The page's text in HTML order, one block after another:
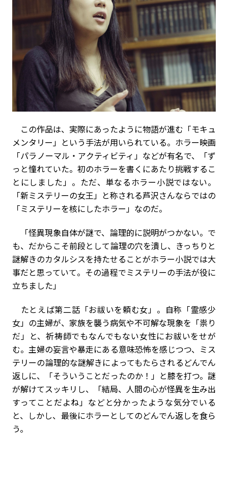
この作品は、実際にあったように物語が進む「モキュ
メンタリー」という手法が用いられている。ホラー映画
「パラノーマル・アクティビティ」などが有名で、「ず
っと憧れていた。初のホラーを書くにあたり挑戦するこ
とにしました」。ただ、単なるホラー小説ではない。
「新ミステリーの女王」と称される芦沢さんならではの
「ミステリーを核にしたホラー」なのだ。
「怪異現象自体が謎で、論理的に説明がつかない。で
も、だからこそ前段として論理の穴を潰し、きっちりと
謎解きのカタルシスを持たせることがホラー小説では大
事だと思っていて。その過程でミステリーの手法が役に
立ちました」
たとえば第二話「お祓いを頼む女」。自称「霊感少
女」の主婦が、家族を襲う病気や不可解な現象を「祟り
だ」と、祈祷師でもなんでもない女性にお祓いをせが
む。主婦の妄言や暴走にある意味恐怖を感じつつ、ミス
テリーの論理的な謎解きによってもたらされるどんでん
返しに、「そういうことだったのか！」と膝を打つ。謎
が解けてスッキリし、「結局、人間の心が怪異を生み出
すってことだよね」などと分かったような気分でいる
と、しかし、最後にホラーとしてのどんでん返しを食ら
う。